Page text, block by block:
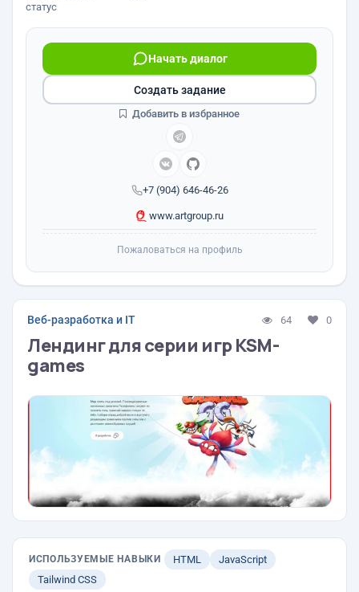
статус
+7 (904) 646-46-26
Начать диалог
www.artgroup.ru
Создать задание
Добавить в избранное
Пожаловаться на профиль
Веб-разработка и IT 64 0
Лендинг для серии игр KSM-
games
ИСПОЛЬЗУЕМЫЕ НАВЫКИ HTML
JavaScript
Tailwind CSS